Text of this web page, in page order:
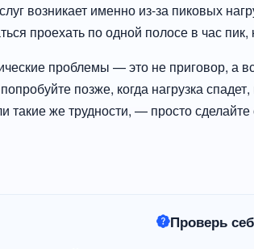
возникает именно из-за пиковых
проехать по одной полосе в час
проблемы — это не приговор, а
позже, когда нагрузка
такие же трудности, — просто
Проверь